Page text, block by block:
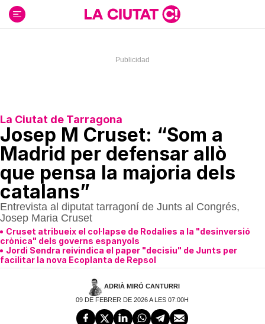
contenido
La Ciutat de Tarragona
Josep M Cruset: “Som a
Madrid per defensar allò
que pensa la majoria dels
catalans”
Entrevista al diputat tarragoní de Junts al Congrés,
Josep Maria Cruset
Cruset atribueix el col·lapse de Rodalies a la "desinversió
crònica" dels governs espanyols
Jordi Sendra reivindica el paper "decisiu" de Junts per
facilitar la nova Ecoplanta de Repsol
ADRIÀ MIRÓ CANTURRI
09 DE FEBRER DE 2026 A LES 07:00H